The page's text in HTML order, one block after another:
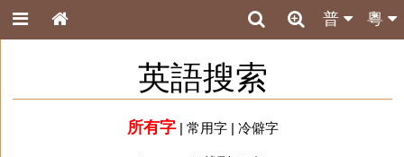
粵
普
英語搜索
所有字| 常用字| 冷僻字